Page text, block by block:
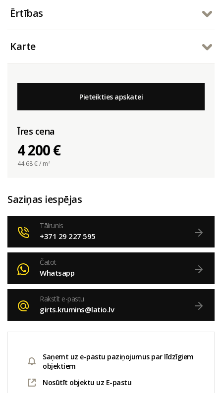
Ērtības
Karte
Pieteikties apskatei
Īres cena
4 200 €
44.68€ / m²
Saziņas iespējas
Tālrunis
+371 29 227 595
Čatot
Whatsapp
Rakstīt e-pastu
girts.krumins@latio.lv
Saņemt uz e-pastu paziņojumus par līdzīgiem
objektiem
Nosūtīt objektu uz E-pastu